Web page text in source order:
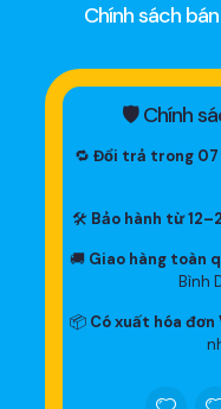
Chính sách
🛡 Chính
🔁 Đổi trả trong 07
🛠 Bảo hành từ
🚚 Giao hàng toàn
Bình
📦 Có xuất hóa đơn